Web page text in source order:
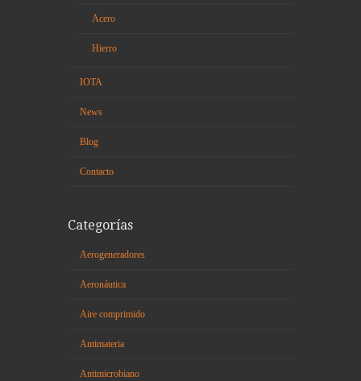
Acero
Hierro
IOTA
News
Blog
Contacto
Categorías
Aerogeneradores
Aeronáutica
Aire comprimido
Antimateria
Antimicrobiano